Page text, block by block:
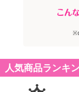
お申込みの際は 「
必ずご確認ください。
記載されている内容を
にご納得いただきまし
※パッケージ変更や商
人気商品ランキ